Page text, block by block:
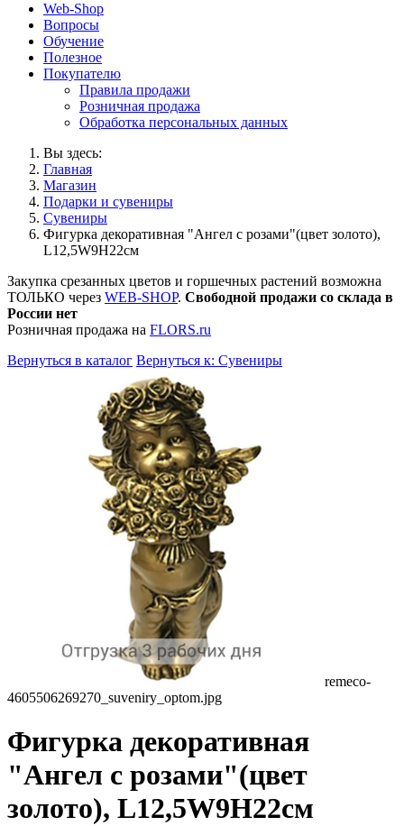
Web-Shop
Вопросы
Обучение
Полезное
Покупателю
Правила продажи
Розничная продажа
Обработка персональных данных
Вы здесь:
Главная
Магазин
Подарки и сувениры
Сувениры
Фигурка декоративная "Ангел с розами"(цвет золото),
L12,5W9Н22см
Закупка срезанных цветов и горшечных растений возможна
ТОЛЬКО через WEB-SHOP. Свободной продажи со склада в
России нет
Розничная продажа на FLORS.ru
Вернуться в каталог Вернуться к: Сувениры
remeco-
4605506269270_suveniry_optom.jpg
Фигурка декоративная
"Ангел с розами"(цвет
золото), L12,5W9Н22см